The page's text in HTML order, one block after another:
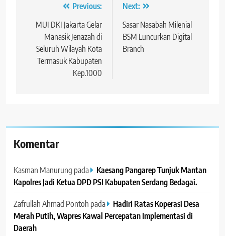
Navigasi
pos
Previous:
MUI DKI Jakarta Gelar
Manasik Jenazah di
Seluruh Wilayah Kota
Termasuk Kabupaten
Kep.1000
Next:
Sasar Nasabah Milenial
BSM Luncurkan Digital
Branch
Komentar
Kasman Manurung pada
Kaesang Pangarep Tunjuk Mantan
Kapolres Jadi Ketua DPD PSI Kabupaten Serdang Bedagai. ‎ ‎
Zafrullah Ahmad Pontoh pada
Hadiri Ratas Koperasi Desa
Merah Putih, Wapres Kawal Percepatan Implementasi di
Daerah